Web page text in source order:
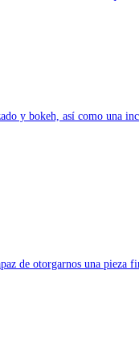
y bokeh, así como una
de otorgarnos una pieza